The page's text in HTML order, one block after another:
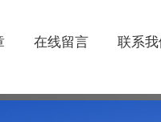
在线留言 联系我